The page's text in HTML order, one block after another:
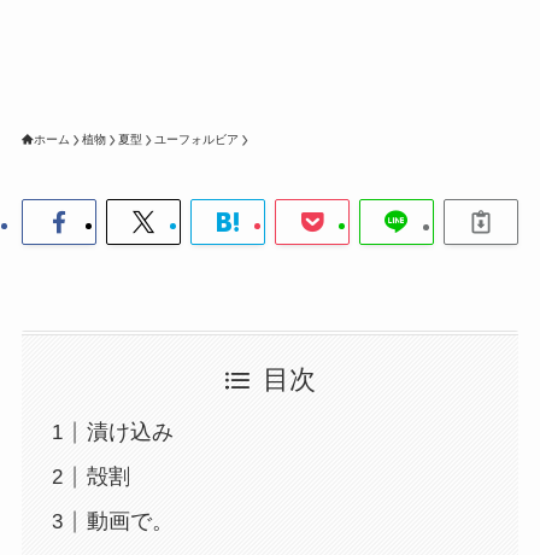
ホーム 植物 夏型 ユーフォルビア
目次
漬け込み
殻割
動画で。